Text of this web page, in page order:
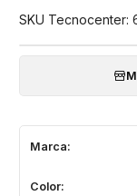
SKU Tecnocenter:
Marca:
Color: